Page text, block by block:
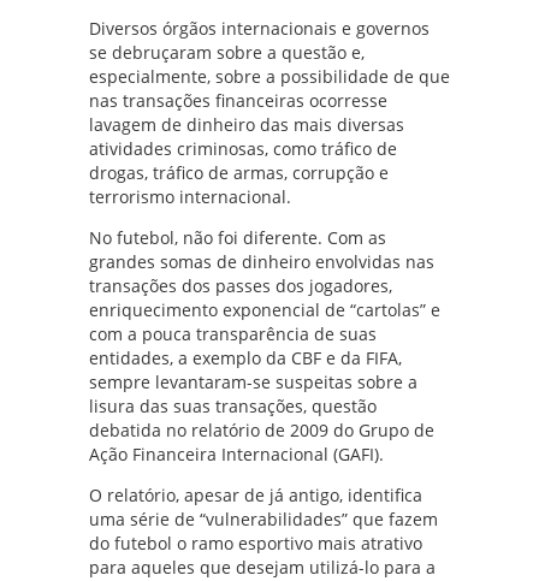
Diversos órgãos internacionais e governos
se debruçaram sobre a questão e,
especialmente, sobre a possibilidade de que
nas transações financeiras ocorresse
lavagem de dinheiro das mais diversas
atividades criminosas, como tráfico de
drogas, tráfico de armas, corrupção e
terrorismo internacional.
No futebol, não foi diferente. Com as
grandes somas de dinheiro envolvidas nas
transações dos passes dos jogadores,
enriquecimento exponencial de “cartolas” e
com a pouca transparência de suas
entidades, a exemplo da CBF e da FIFA,
sempre levantaram-se suspeitas sobre a
lisura das suas transações, questão
debatida no relatório de 2009 do Grupo de
Ação Financeira Internacional (GAFI).
O relatório, apesar de já antigo, identifica
uma série de “vulnerabilidades” que fazem
do futebol o ramo esportivo mais atrativo
para aqueles que desejam utilizá-lo para a